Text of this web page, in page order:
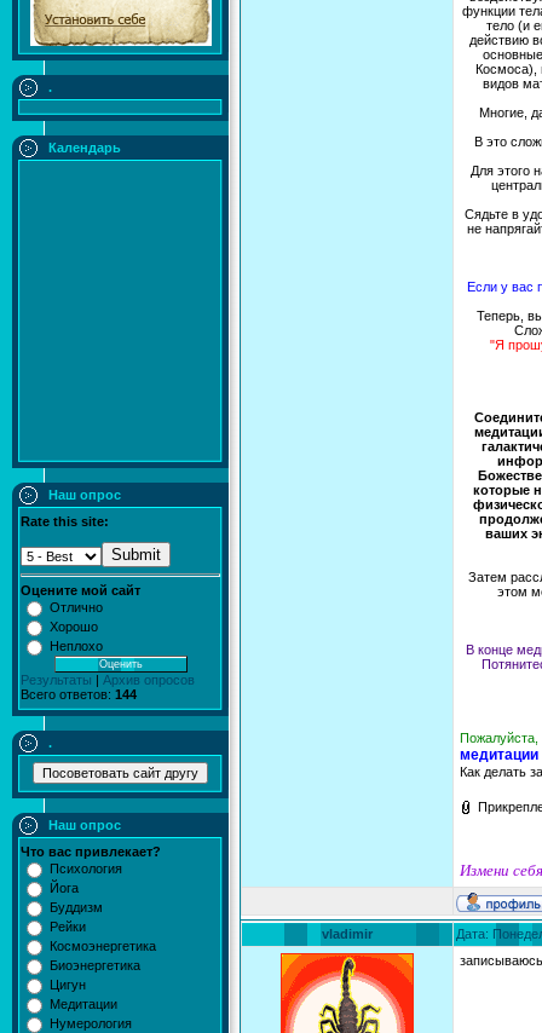
.
Календарь
Наш опрос
Rate this site:
Submit
Оцените мой сайт
Отлично
Хорошо
Неплохо
Результаты
Архив опросов
Всего ответов: 144
.
Наш опрос
Что вас привлекает?
Психология
Йога
Буддизм
Рейки
Космоэнергетика
Биоэнергетика
Цигун
Медитации
Нумерология
функции
тело (и
действию
Космоса),
видов
Многие,
В это
Для этого
Сядьте в
не
Если у вас
Теперь,
"Я
которые
ваших
Затем
этом
В конце
Пожалуйста,
медитации
Как делать
Измени
vladimir Дата:
записываюсь